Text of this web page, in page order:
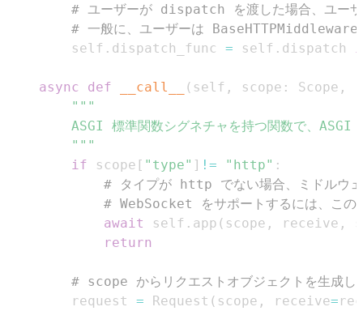
# ユーザーが dispatch を渡した場合、ユーザ
# 一般に、ユーザーは
        self
. dispatch_func = self . dispatch
async def __call__ ( self , scope : Scope ,
        """
if scope [ "type" ] != "http" :
# タイプが http でない場合、ミドルウェ
# WebSocket をサポートするには、この
await
self . app ( scope , receive ,
return
# scope からリクエストオブジェクトを生成し
        request
= Request ( scope , receive=